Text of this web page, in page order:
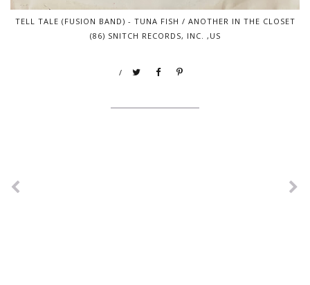
TELL TALE (FUSION BAND) - TUNA FISH / ANOTHER IN THE CLOSET
(86) SNITCH RECORDS, INC. ,US
/